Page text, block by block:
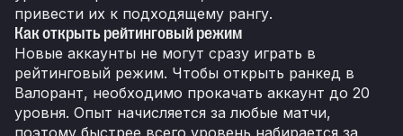
привести их к подходящему рангу.
Как открыть рейтинговый режим
Новые аккаунты не могут сразу играть в
рейтинговый режим. Чтобы открыть ранкед в
Валорант, необходимо прокачать аккаунт до 20
уровня. Опыт начисляется за любые матчи,